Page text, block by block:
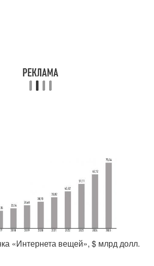
«Интернета вещей», $ млрд долл.